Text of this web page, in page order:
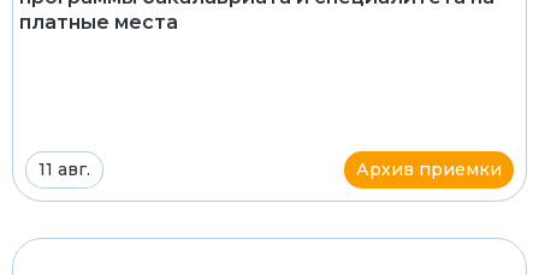
платные места
11 авг. Архив приемки